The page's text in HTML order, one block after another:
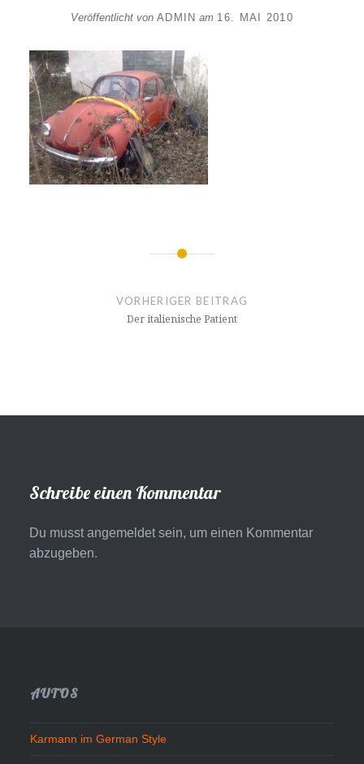
Veröffentlicht von ADMIN am 16. MAI 2010
VORHERIGER BEITRAG
Der italienische Patient
Schreibe einen Kommentar
Du musst angemeldetsein, um einen Kommentar
abzugeben.
AUTOS
Karmann im German Style